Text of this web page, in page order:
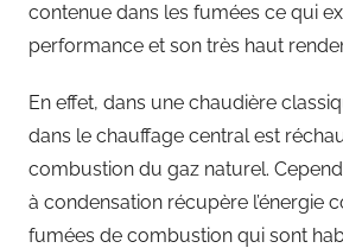
contenue dans les fumées ce qui
performance et son très haut
En effet, dans une chaudière
dans le chauffage central est
combustion du gaz naturel.
à condensation récupère l’énergie
fumées de combustion qui sont